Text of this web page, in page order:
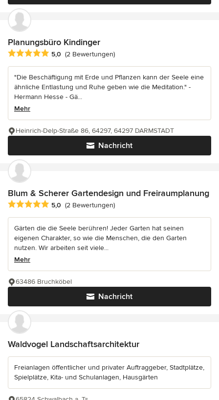
Planungsbüro Kindinger
Durchschnittliche Bewertung: 5 von 5 Sternen
5,0 (2 Bewertungen)
"Die Beschäftigung mit Erde und Pflanzen kann der Seele eine
ähnliche Entlastung und Ruhe geben wie die Meditation." -
Hermann Hesse - Gä...
Mehr
Nachricht
Heinrich-Delp-Straße 86, 64297, 64297 DARMSTADT
Blum & Scherer Gartendesign und Freiraumplanung
Durchschnittliche Bewertung: 5 von 5 Sternen
5,0 (2 Bewertungen)
Gärten die die Seele berühren! Jeder Garten hat seinen
eigenen Charakter, so wie die Menschen, die den Garten
nutzen. Wir arbeiten seit viele...
Mehr
Nachricht
63486 Bruchköbel
Waldvogel Landschaftsarchitektur
Freianlagen öffentlicher und privater Auftraggeber, Stadtplätze,
Spielplätze, Kita- und Schulanlagen, Hausgärten